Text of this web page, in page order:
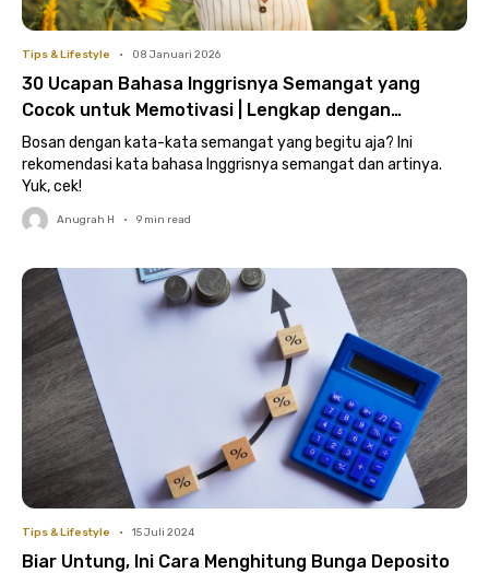
Tips & Lifestyle • 08 Januari 2026
30 Ucapan Bahasa Inggrisnya Semangat yang
Cocok untuk Memotivasi | Lengkap dengan
Terjemahannya!
Bosan dengan kata-kata semangat yang begitu aja? Ini
rekomendasi kata bahasa Inggrisnya semangat dan artinya.
Yuk, cek!
Anugrah H • 9 min read
Tips & Lifestyle • 15 Juli 2024
Biar Untung, Ini Cara Menghitung Bunga Deposito